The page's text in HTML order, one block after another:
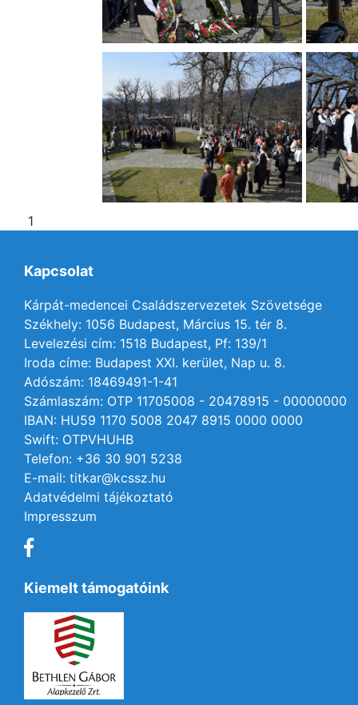
1
Kapcsolat
Kárpát-medencei Családszervezetek Szövetsége
Székhely: 1056 Budapest, Március 15. tér 8.
Levelezési cím: 1518 Budapest, Pf: 139/1
Iroda címe: Budapest XXI. kerület, Nap u. 8.
Adószám: 18469491-1-41
Számlaszám: OTP 11705008 - 20478915 - 00000000
IBAN: HU59 1170 5008 2047 8915 0000 0000
Swift: OTPVHUHB
Telefon: +36 30 901 5238
E-mail: titkar@kcssz.hu
Adatvédelmi tájékoztató
Impresszum
Kiemelt támogatóink